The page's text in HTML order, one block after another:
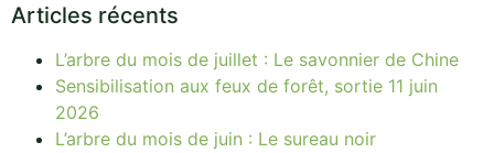
Articles récents
L’arbre du mois de juillet : Le savonnier de Chine
Sensibilisation aux feux de forêt, sortie 11 juin
2026
L’arbre du mois de juin : Le sureau noir